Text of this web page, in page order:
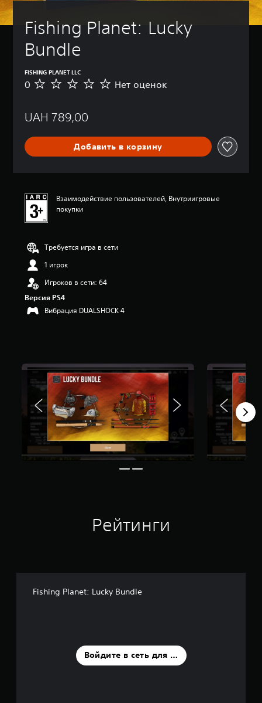
Fishing Planet: Lucky
Bundle
FISHING PLANET LLC
Н
о
е
н
0 Нет оценок
UAH 789,00
Добавить в корзину
Взаимодействие пользователей, Внутриигровые
покупки
Требуется игра в сети
1 игрок
Игроков в сети: 64
Версия PS4
Вибрация DUALSHOCK 4
Рейтинги
Fishing Planet: Lucky Bundle
Войдите в сеть для оценки